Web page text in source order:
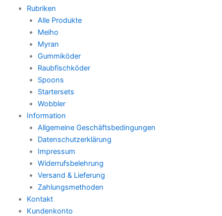
Rubriken
Alle Produkte
Meiho
Myran
Gummiköder
Raubfischköder
Spoons
Startersets
Wobbler
Information
Allgemeine Geschäftsbedingungen
Datenschutzerklärung
Impressum
Widerrufsbelehrung
Versand & Lieferung
Zahlungsmethoden
Kontakt
Kundenkonto